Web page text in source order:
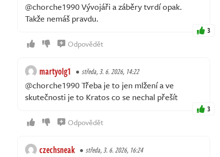
@chorche1990 Vývojáři a záběry tvrdí opak.
Takže nemáš pravdu.
3
Odpovědět
martyolg1 středa, 3. 6. 2026, 14:22
@chorche1990 Třeba je to jen mlžení a ve
skutečnosti je to Kratos co se nechal přešít
3
Odpovědět
czechsneak středa, 3. 6. 2026, 16:24